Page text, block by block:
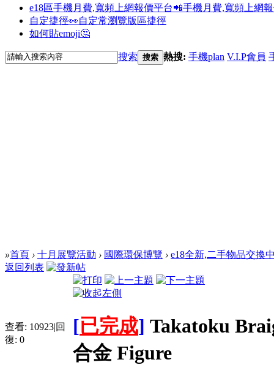
e18區手機月費,寬頻上網報價平台📲手機月費,寬頻上網
自定捷徑👀自定常瀏覽版區捷徑
如何貼emoji🤔
搜索 搜索 熱搜: 手機plan V.I.P會員
»首頁 › 十月展覽活動 › 國際環保博覽 › e18全新,二手物品交換
返回列表
查看: 10923|回
復: 0
[已完成] Takatoku
合金 Figure